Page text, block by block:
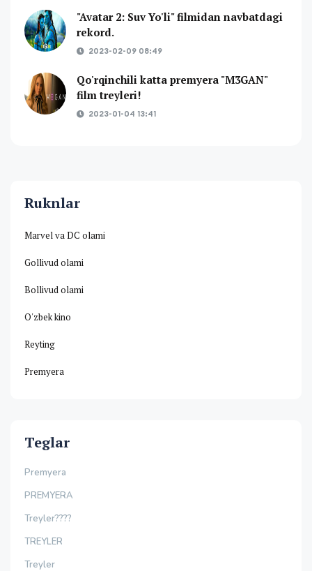
Ruknlar
Marvel va DC olami
Gollivud olami
Bollivud olami
O'zbek kino
Reyting
Premyera
Teglar
Premyera
PREMYERA
Treyler????
TREYLER
Treyler
"Avatar 2: Suv Yo'li" filmidan navbatdagi
rekord.
2023-02-09 08:49
Qo'rqinchili katta premyera "M3GAN"
film treyleri!
2023-01-04 13:41